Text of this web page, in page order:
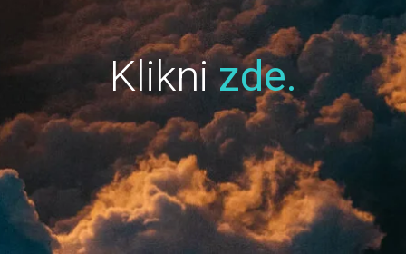
Kliknizde.